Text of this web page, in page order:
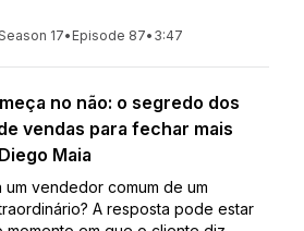
17• Episode 87• 3:47
no não: o segredo dos
vendas para fechar mais
Maia
um vendedor comum de um
A resposta pode estar